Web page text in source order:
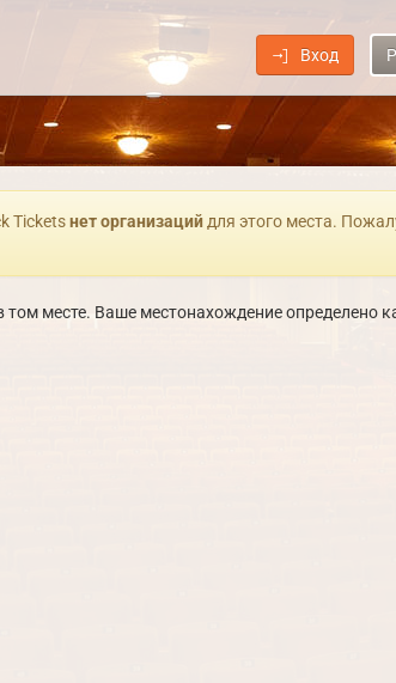
Вход
Ticketsнет организацийдля этого места.
месте. Ваше местонахождение определено